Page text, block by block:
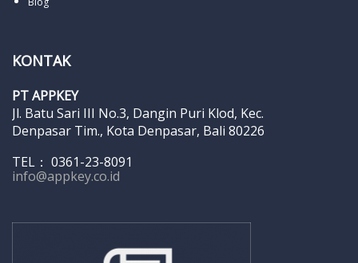
KONTAK
PT APPKEY
Jl. Batu Sari III No.3, Dangin Puri Klod, Kec.
Denpasar Tim., Kota Denpasar, Bali 80226
TEL： 0361-23-8091
info@appkey.co.id